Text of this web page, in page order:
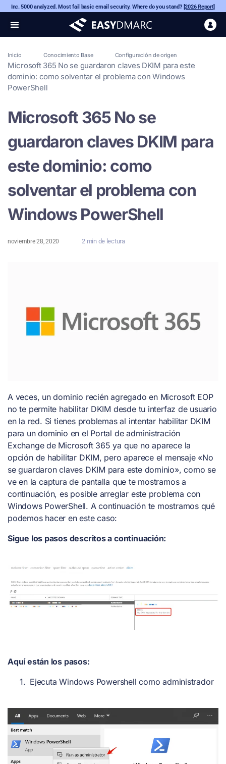
Inc. 5000 analyzed. Most fail basic email security. Where do you stand? [2026 Report]
Inicio Conocimiento Base Configuración de origen
Microsoft 365 No se guardaron claves DKIM para este
dominio: como solventar el problema con Windows
PowerShell
Microsoft 365 No se
guardaron claves DKIM para
este dominio: como
solventar el problema con
Windows PowerShell
noviembre 28, 2020 2 min de lectura
A veces, un dominio recién agregado en Microsoft EOP
no te permite habilitar DKIM desde tu interfaz de usuario
en la red. Si tienes problemas al intentar habilitar DKIM
para un dominio en el Portal de administración
Exchange de Microsoft 365 ya que no aparece la
opción de habilitar DKIM, pero aparece el mensaje «No
se guardaron claves DKIM para este dominio», como se
ve en la captura de pantalla que te mostramos a
continuación, es posible arreglar este problema con
Windows PowerShell. A continuación te mostramos qué
podemos hacer en este caso:
Sigue los pasos descritos a continuación:
Aquí están los pasos:
Ejecuta Windows Powershell como administrador